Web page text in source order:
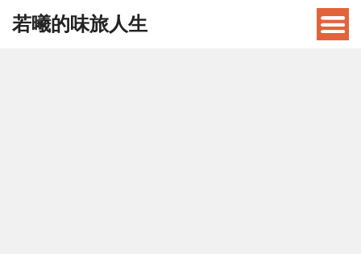
若曦的味旅人生